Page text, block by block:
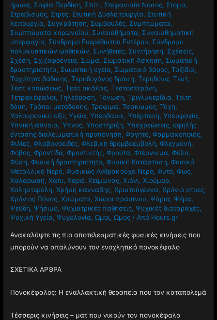
ήρωες, Σοφία Περδίκη, Σπίτι, Στεφανιαία Νόσος, Στόμα,
Στραβισμός, Στρες, Στυτική Δυσλειτουργία, Στυτική
λειτουργία, Συγκράτηση, Συμβουλές, Συμπτώματα,
Συμπτώματα κορωνοϊού, Συναισθήματα, Συναισθηματική
υπερφαγία, Σύνδρομο Ευερέθιστου Εντέρου, Σύνδρομο
πολυκυστικών ωοθηκών, Συνήθειες, Συντήρηση, Σχέσεις,
Σχέση, Σχιζοφρένεια, Σώμα, Σωματική Άσκηση, Σωματική
δραστηριότητα, Σωματική υγεία, Σωματικό βάρος,Ταξίδια,
Ταχύτητα βάδισης,Τερηδογόνος δράση,Τερηδόνα,Τεστ,
Τεστ κοπώσεως,Τεστ σκάλας,Τεστοστερόνη,
Τετρακέφαλοι,Τηλεόραση,Τόνωση,Τριγλυκερίδια,Τρίτη
δόση,Τρόποι μετάδοσης,Τρόφιμα,Τσακωμός,Τύχη,
Υαλουρονικό οξύ,Υγεία,Υπέρβαροι,Υπέρταση,Υπερφαγία,
Υπνική άπνοια,Ύπνος,Υποστήριξη,Υποχρεώσεις, υψηλής
έντασης διαλειμματική προπόνηση,Φαγητό,Φαρμακοποιός,
Φιλίες,Φλαβονοειδές,Φλεβική θρομβοεμβολή,Φλεγμονή,
Φόβος,Φροντίδα,Φροντιστής,Φρούτα,Φτέρνισμα,Φύλο,
Φύση,Φυσική δραστηριότητα,Φυσική Κατάσταση,Φυσικό
Μεταλλικό Νερό,Φυσικώς Ανθρακούχο Νερό,Φυτό,Φως,
Χαλάρωση,Χάπι,Χαρά,Χειμώνας,Χιόνι,Χιούμορ,
Χοληστερόλη,Χρήση κάνναβης,Χριστούγεννα,Χρόνιο στρες,
Χρόνιος Πόνος,Χρώματα,Χώροι πρασίνου, Ψάρια, Ψέμα,
Ψεύδη, Ψήσιμο, Ψυχιατρικές παθήσεις, Ψυχικές διαταραχές,
Ψυχική Υγεία, Ψυχολογία,Ώμοι,Ώμος / Από Hours.gr
Ανακαλύψτε τις πιο αποτελεσματικές φυσικές κινήσεις που
μπορούν να απαλύνουν τον ενοχλητικό πονοκέφαλο
ΣΧΕΤΙΚΑ ΑΡΘΡΑ
Πονοκέφαλος: Η εναλλακτική θεραπεία που τον καταπολεμά
Τέσσερις κινήσεις – ματ που νικούν τον πονοκέφαλο